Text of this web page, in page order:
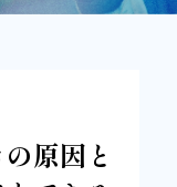
原因と